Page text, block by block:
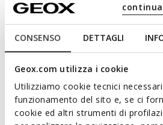
CONSENSO DETTAGLI
Geox.com utilizza i cookie
Utilizziamo cookie tecnici
funzionamento del sito e, se ci
cookie ed altri strumenti di
Women’s college-inspired loafer, for
yet bold elegance. Crafted from soft
versatile and on-trend hazelnut
breathable, Noemen combines
details.
Features